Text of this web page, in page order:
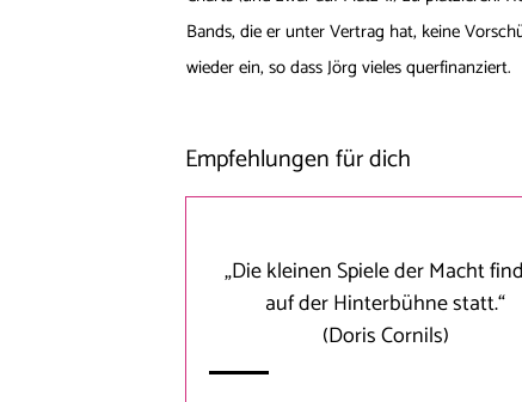
Bands, die er unter Vertrag hat, keine
wieder ein, so dass Jörg vieles querfinanziert.
Empfehlungen für dich
„Die kleinen Spiele der Macht
auf der Hinterbühne statt.“
(Doris Cornils)